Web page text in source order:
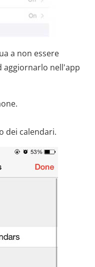
a non essere
aggiornarlo nell'app
dei calendari.